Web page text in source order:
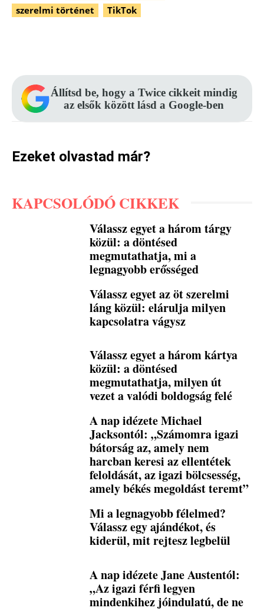
szerelmi történet
TikTok
Állítsd be, hogy a Twice cikkeit mindig
az elsők között lásd a Google-ben
Ezeket olvastad már?
KAPCSOLÓDÓ CIKKEK
Válassz egyet a három tárgy
közül: a döntésed
megmutathatja, mi a
legnagyobb erősséged
Válassz egyet az öt szerelmi
láng közül: elárulja milyen
kapcsolatra vágysz
Válassz egyet a három kártya
közül: a döntésed
megmutathatja, milyen út
vezet a valódi boldogság felé
A nap idézete Michael
Jacksontól: „Számomra igazi
bátorság az, amely nem
harcban keresi az ellentétek
feloldását, az igazi bölcsesség,
amely békés megoldást teremt”
Mi a legnagyobb félelmed?
Válassz egy ajándékot, és
kiderül, mit rejtesz legbelül
A nap idézete Jane Austentól:
„Az igazi férfi legyen
mindenkihez jóindulatú, de ne